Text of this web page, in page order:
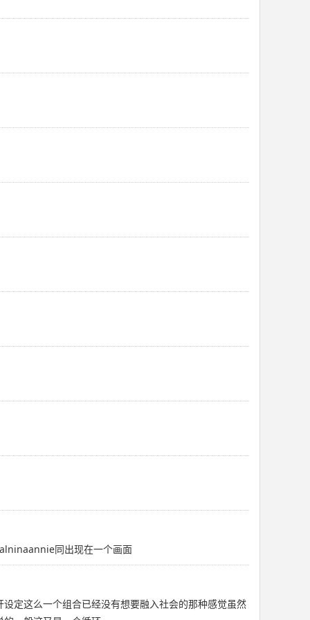
同出现在一个画面
定这么一个组合已经没有想要融入社会的那种感觉虽然